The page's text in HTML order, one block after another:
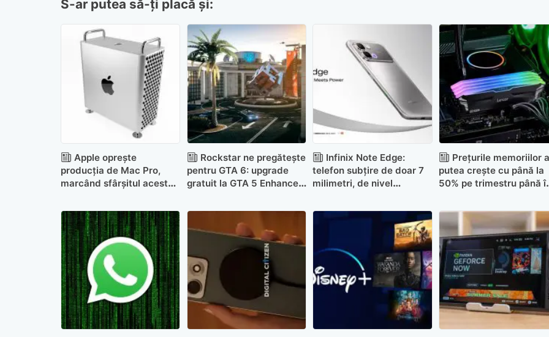
S-ar putea să-ți placă și:
Apple oprește
producția de Mac Pro,
marcând sfârșitul acestei
Rockstar ne pregătește
pentru GTA 6: upgrade
gratuit la GTA 5 Enhanced
Online
Infinix Note Edge:
telefon subțire de doar 7
milimetri, de nivel
Prețurile memoriilor
putea crește cu până la
50% pe trimestru până